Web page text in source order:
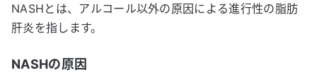
NASHとは、アルコール以外の原因による進行性の脂肪
肝炎を指します。
NASHの原因